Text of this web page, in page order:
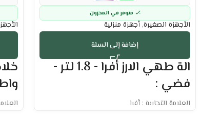
متوفر في المخزون
الأجهزة الصغيرة, أجهزة منزلية
إضافة إلى السلة
الة طهي الارز أفرا - 1.8 لتر -
فضي :
العلامة التجارية : أفرا
واط 1.2 لتر –